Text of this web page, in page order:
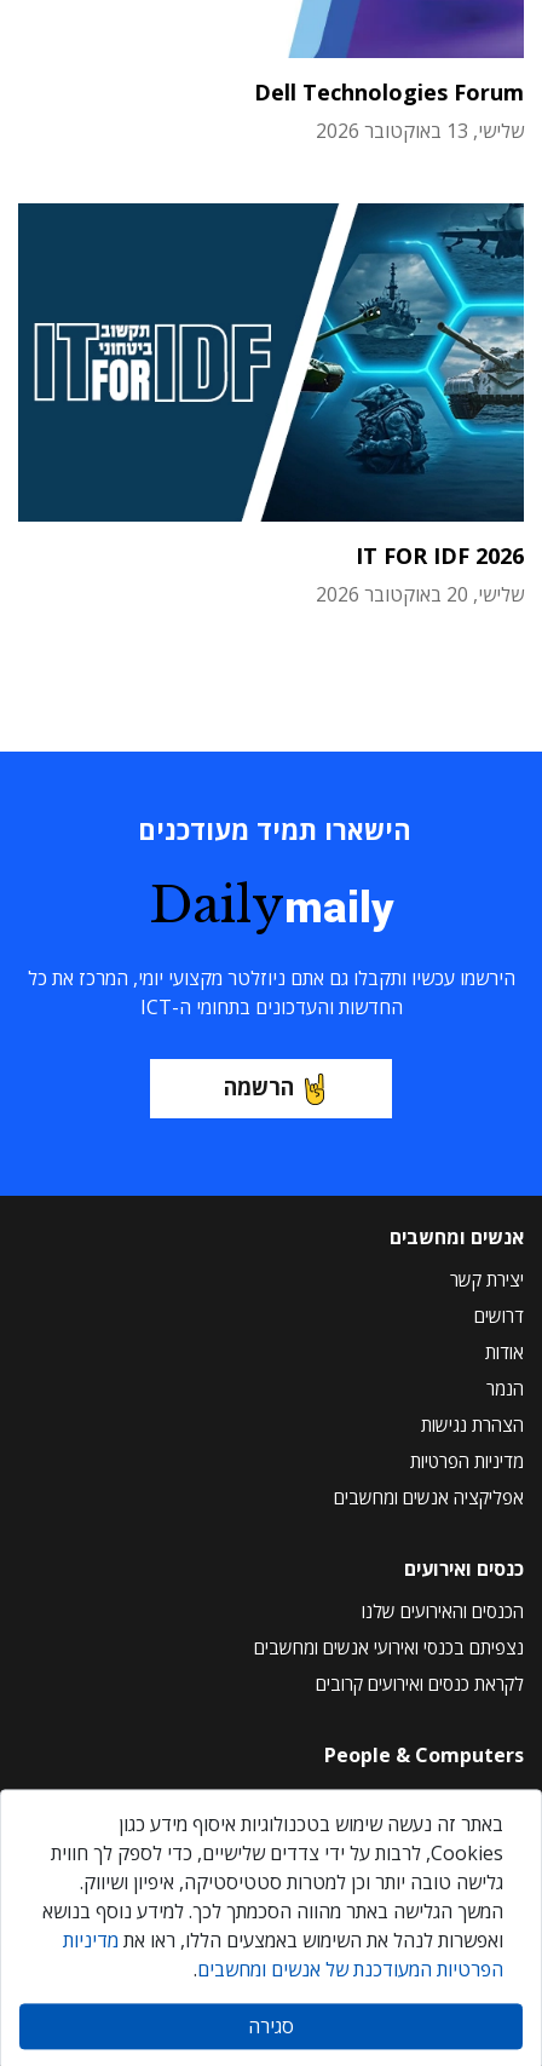
Dell Technologies Forum
שלישי, 13 באוקטובר 2026
IT FOR IDF 2026
שלישי, 20 באוקטובר 2026
הישארו תמיד מעודכנים
Dailymaily
הירשמו עכשיו ותקבלו גם אתם ניוזלטר מקצועי יומי, המרכז את כל
החדשות והעדכונים בתחומי ה-ICT
הרשמה
אנשים ומחשבים
יצירת קשר
דרושים
אודות
הנמר
הצהרת נגישות
מדיניות הפרטיות
אפליקציה אנשים ומחשבים
כנסים ואירועים
הכנסים והאירועים שלנו
נצפיתם בכנסי ואירועי אנשים ומחשבים
לקראת כנסים ואירועים קרובים
People & Computers
About Us
Privacy Policy
Contact Us
Our Events
אנשים ומחשבים © 2026 – כל הזכויות שמורות
באתר זה נעשה שימוש בטכנולוגיות איסוף מידע כגון
Cookies, לרבות על ידי צדדים שלישיים, כדי לספק לך חווית
גלישה טובה יותר וכן למטרות סטטיסטיקה, איפיון ושיווק.
המשך הגלישה באתר מהווה הסכמתך לכך. למידע נוסף בנושא
ואפשרות לנהל את השימוש באמצעים הללו, ראו את מדיניות
הפרטיות המעודכנת של אנשים ומחשבים.
סגירה